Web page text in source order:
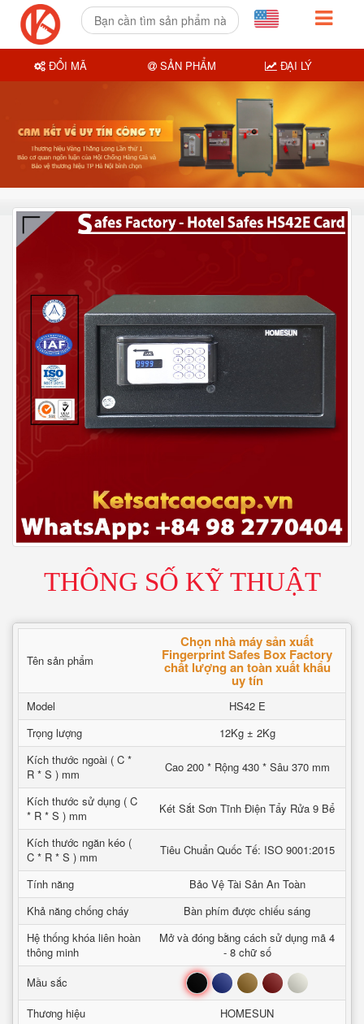
THÔNG SỐ KỸ THUẬT
Tên sản phẩm
Chọn nhà máy sản xuất
Fingerprint Safes Box Factory
chất lượng an toàn xuất khẩu
uy tín
Model
HS42 E
Trọng lượng
12Kg ± 2Kg
Kích thước ngoài ( C *
R * S ) mm
Cao 200 * Rộng 430 * Sâu 370 mm
Kích thước sử dụng ( C
* R * S ) mm
Két Sắt Sơn Tĩnh Điện Tẩy Rửa 9 Bể
Kích thước ngăn kéo (
C * R * S ) mm
Tiêu Chuẩn Quốc Tế: ISO 9001:2015
Tính năng
Bảo Vệ Tài Sản An Toàn
Khả năng chống cháy
Bàn phím được chiếu sáng
Hệ thống khóa liên hoàn
thông minh
Mở và đóng bằng cách sử dụng mã 4
- 8 chữ số
Mầu sắc
Đen Xanh Nâu Đỏ Trắng
Thương hiệu
HOMESUN
ĐỔI MÃ SẢN PHẨM ĐẠI LÝ